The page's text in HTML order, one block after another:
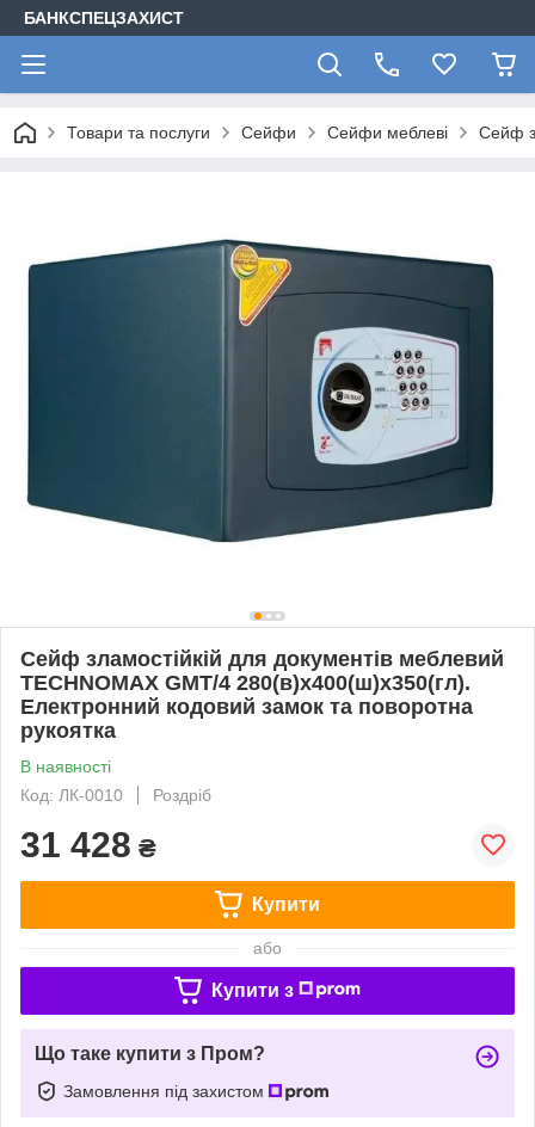
БАНКСПЕЦЗАХИСТ
Товари та послуги Сейфи Сейфи меблеві Сейф
Сейф зламостійкій для документів меблевий
TECHNOMAX GMT/4 280(в)х400(ш)х350(гл).
Електронний кодовий замок та поворотна
рукоятка
В наявності
Код: ЛК-0010
Роздріб
31 428 ₴
Купити
або
Купити з
Що таке купити з Пром?
Замовлення під захистом